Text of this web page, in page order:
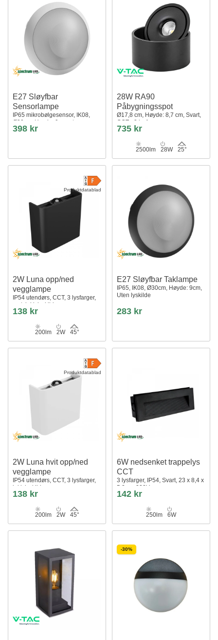
E27 Sløyfbar
Sensorlampe
IP65 mikrobølgesensor, IK08,
Ø30cm, Høyde: 9cm, uten
lyskilde
398 kr
28W RA90
Påbygningsspot
Ø17,8 cm, Høyde: 8,7 cm, Svart,
CCT - 3 lysfarger
735 kr
2500lm 28W 25°
Produktdatablad
2W Luna opp/ned
vegglampe
IP54 utendørs, CCT, 3 lysfarger,
sort, inkl. lyskilde
138 kr
200lm 2W 45°
E27 Sløyfbar Taklampe
IP65, IK08, Ø30cm, Høyde: 9cm,
Uten lyskilde
283 kr
Produktdatablad
2W Luna hvit opp/ned
vegglampe
IP54 utendørs, CCT, 3 lysfarger,
inkl. lyskilde
138 kr
200lm 2W 45°
6W nedsenket trappelys
CCT
3 lysfarger, IP54, Svart, 23 x 8,4 x
5,2cm, 230V
142 kr
250lm 6W
-30%